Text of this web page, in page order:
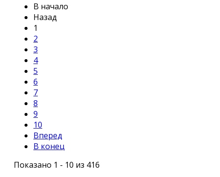
В начало
Назад
1
2
3
4
5
6
7
8
9
10
Вперед
В конец
Показано 1 - 10 из 416